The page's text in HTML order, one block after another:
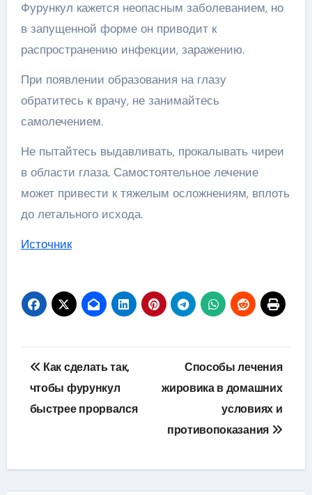
Фурункул кажется неопасным заболеванием, но
в запущенной форме он приводит к
распространению инфекции, заражению.
При появлении образования на глазу
обратитесь к врачу, не занимайтесь
самолечением.
Не пытайтесь выдавливать, прокалывать чиреи
в области глаза. Самостоятельное лечение
может привести к тяжелым осложнениям, вплоть
до летального исхода.
Источник
Навигация
по
записям
Как сделать так,
чтобы фурункул
быстрее прорвался
Способы лечения
жировика в домашних
условиях и
противопоказания